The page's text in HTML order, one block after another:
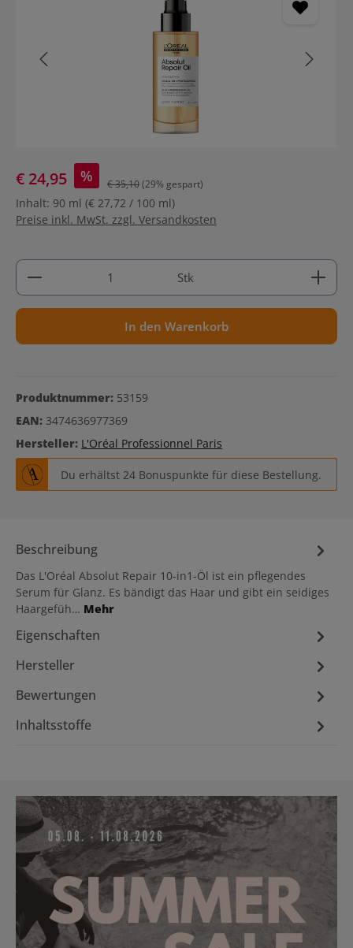
€ 24,95 % € 35,10(29% gespart)
Inhalt: 90 ml (€ 27,72 / 100 ml)
Preise inkl. MwSt. zzgl. Versandkosten
Produkt Anzahl: Gib den gewünschten Wert ein
Stk
In den Warenkorb
Produktnummer: 53159
EAN: 3474636977369
Hersteller: L'Oréal Professionnel Paris
Du erhältst 24 Bonuspunkte für diese Bestellung.
Beschreibung
Das L'Oréal Absolut Repair 10-in1-Öl ist ein pflegendes
Serum für Glanz. Es bändigt das Haar und gibt ein seidiges
Haargefüh… Mehr
Eigenschaften
Hersteller
Bewertungen
Inhaltsstoffe